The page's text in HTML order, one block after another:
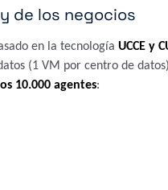
de los negocios
en la tecnología UCCE y
(1 VM por centro de
10.000 agentes: